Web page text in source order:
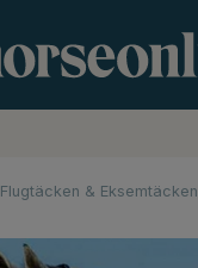
Flugtäcken & Eksemtäcken